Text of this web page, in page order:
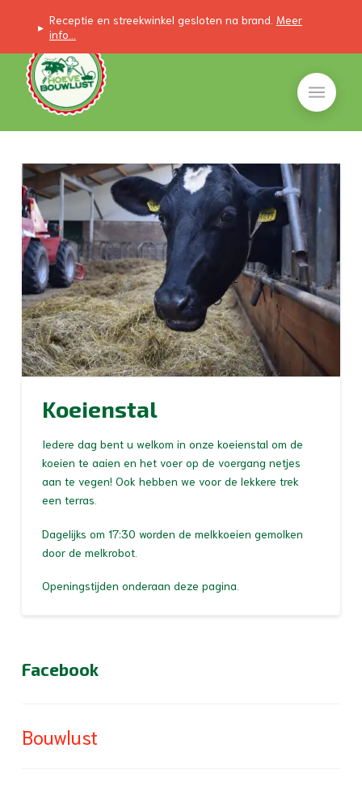
▸ Receptie en streekwinkel gesloten na brand. Meer
info...
Koeienstal
Iedere dag bent u welkom in onze koeienstal om de
koeien te aaien en het voer op de voergang netjes
aan te vegen! Ook hebben we voor de lekkere trek
een terras.
Dagelijks om 17:30 worden de melkkoeien gemolken
door de melkrobot.
Openingstijden onderaan deze pagina.
Facebook
Bouwlust